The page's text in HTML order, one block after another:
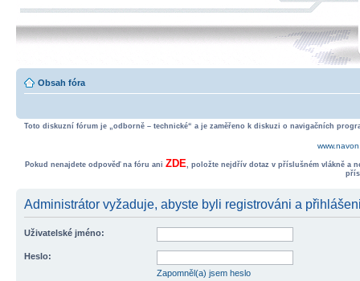
Obsah fóra
Toto diskuzní fórum je „odborně – technické“ a je zaměřeno k diskuzi o navigačních
Pokud nenajdete odpověď na fóru ani ZDE, položte nejdřív dotaz v příslušném vlákně a
Administrátor vyžaduje, abyste byli registrováni a
Uživatelské jméno:
Heslo:
Zapomněl(a) jsem heslo